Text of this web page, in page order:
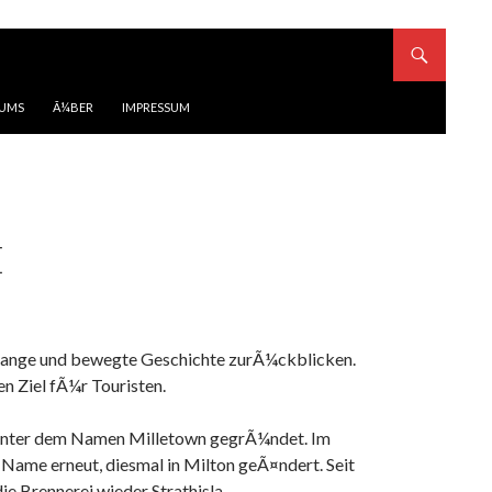
Ã¼BER IMPRESSUM
und bewegte Geschichte zurÃ¼ckblicken.
Ziel fÃ¼r Touristen.
dem Namen Milletown gegrÃ¼ndet. Im
erneut, diesmal in Milton geÃ¤ndert. Seit